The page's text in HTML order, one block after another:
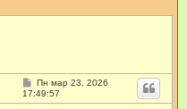
С
о
о
Пн мар 23, 2026
17:49:57